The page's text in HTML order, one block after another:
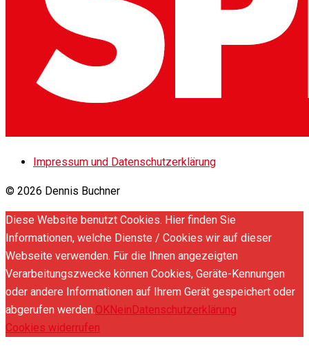
Impressum und Datenschutzerklärung
© 2026 Dennis Buchner
Diese Website benutzt Cookies. Hier finden Sie
Informationen, welche Dienste / Cookies wir auf dieser
Webseite verwenden. Für die Ihnen angezeigten
Verarbeitungszwecke können Cookies, Geräte-Kennungen
oder andere Informationen auf Ihrem Gerät gespeichert oder
abgerufen werden.OKNeinDatenschutzerklärung
Cookies widerrufen